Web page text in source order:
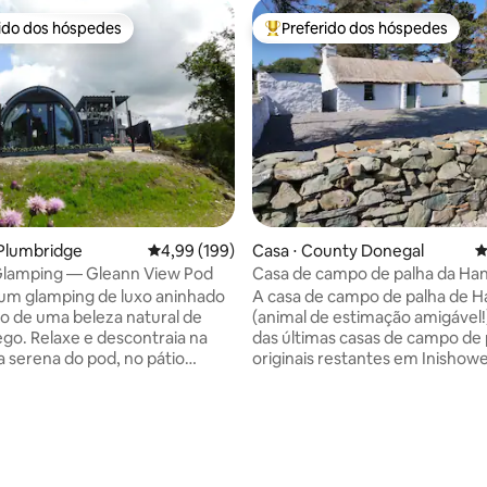
de 5, 231 avaliações
preferidos dos hóspedes
dos hóspedes
4,99 de uma avaliação média de 5, 199
4,99 (199)
— Gleann View Pod
glamping de luxo aninhado
de uma beleza natural de
Relaxe e descontraia na
serena do pod, no pátio
Entre os melhores preferidos
Preferido dos hóspedes
Casa ⋅ County Donegal
Casa de campo de palha da
A casa de campo de palha de
(animal de estimação
das últimas casas de campo de
originais restantes em